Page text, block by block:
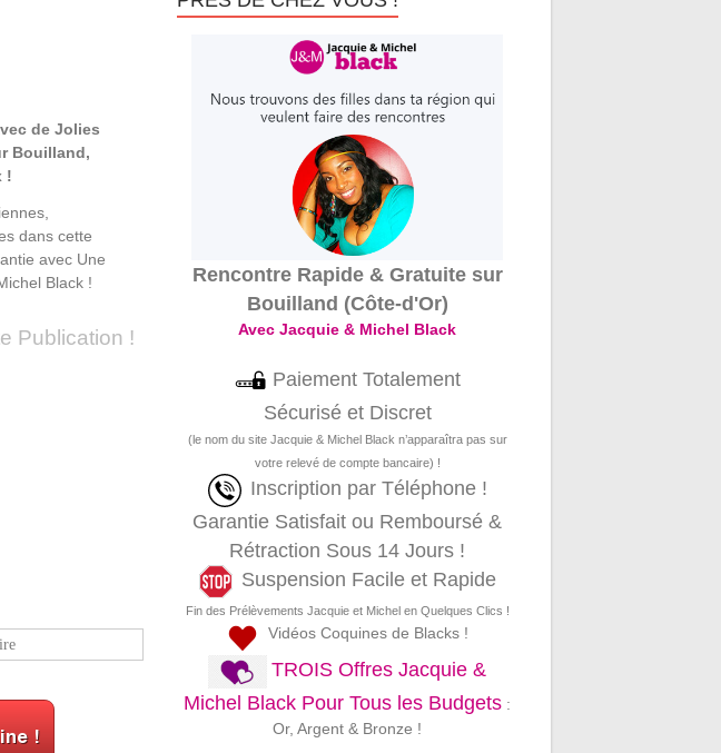
de Jolies
Bouilland,
!
dans cette
avec Une
Black !
Publication !
Rencontre Rapide & Gratuite sur
Bouilland (Côte-d'Or)
Avec Jacquie & Michel Black
Paiement Totalement
Sécurisé et Discret
(le nom du site Jacquie & Michel Black n’apparaîtra pas sur
votre relevé de compte bancaire) !
Inscription par Téléphone !
Garantie Satisfait ou Remboursé &
Rétraction Sous 14 Jours !
Suspension Facile et Rapide
Fin des Prélèvements Jacquie et Michel en Quelques Clics !
Vidéos Coquines de Blacks !
TROIS Offres Jacquie &
Michel Black Pour Tous les Budgets :
Or, Argent & Bronze !